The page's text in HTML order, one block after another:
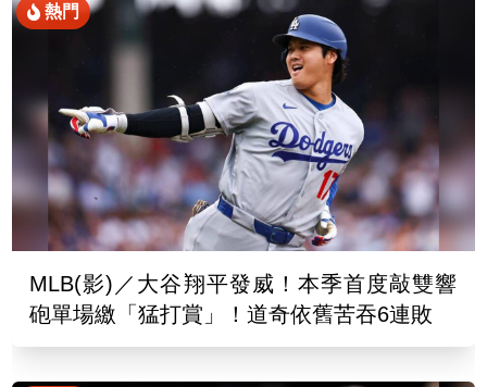
熱門
MLB(影)／大谷翔平發威！本季首度敲雙響
砲單場繳「猛打賞」！道奇依舊苦吞6連敗